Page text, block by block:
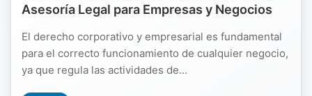
Asesoría Legal para Empresas y Negocios
El derecho corporativo y empresarial es fundamental
para el correcto funcionamiento de cualquier negocio,
ya que regula las actividades de...